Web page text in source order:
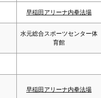
早稲田アリーナ内拳法場
水元総合スポーツセンター体
育館
早稲田アリーナ内拳法場